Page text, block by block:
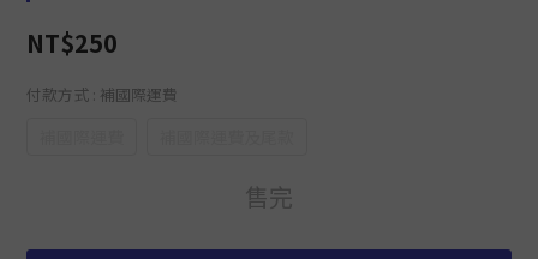
NT$250
付款方式 : 補國際運費
售完